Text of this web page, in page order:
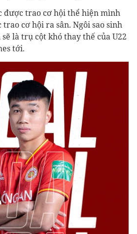
được trao cơ hội thể hiện mình
cơ hội ra sân. Ngôi sao sinh
là trụ cột khó thay thế của U22
tới.